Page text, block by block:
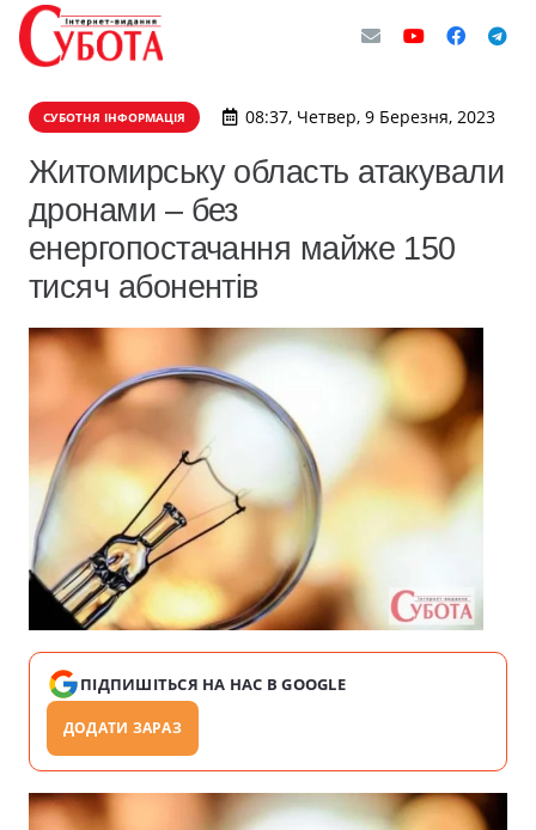
СУБОТНЯ ІНФОРМАЦІЯ 08:37, Четвер, 9 Березня, 2023
Житомирську область атакували
дронами – без
енергопостачання майже 150
тисяч абонентів
ПІДПИШІТЬСЯ НА НАС В GOOGLE
ДОДАТИ ЗАРАЗ